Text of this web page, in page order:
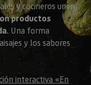
y cocineros unen
productos
. Una forma
y los sabores
interactiva «En